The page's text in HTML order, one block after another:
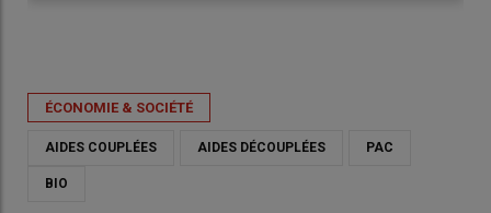
ÉCONOMIE & SOCIÉTÉ
AIDES COUPLÉES AIDES DÉCOUPLÉES PAC
BIO